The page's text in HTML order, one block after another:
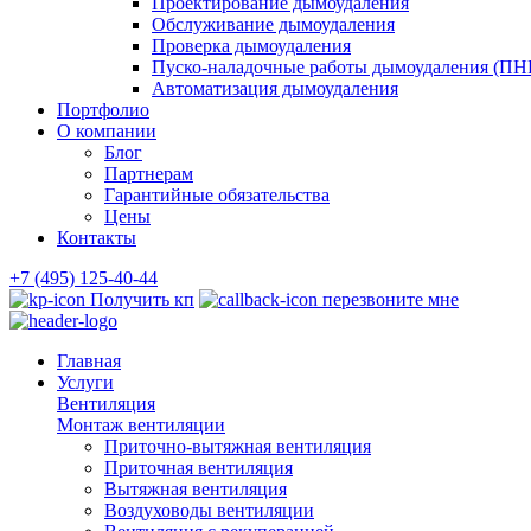
Обслуживание дымоудаления
Проверка дымоудаления
Пуско-наладочные работы дымоудаления
Автоматизация дымоудаления
Портфолио
О компании
Блог
Партнерам
Гарантийные обязательства
Цены
Контакты
+7 (495) 125-40-44
Получить кп
перезвоните мне
Главная
Услуги
Вентиляция
Монтаж вентиляции
Приточно-вытяжная вентиляция
Приточная вентиляция
Вытяжная вентиляция
Воздуховоды вентиляции